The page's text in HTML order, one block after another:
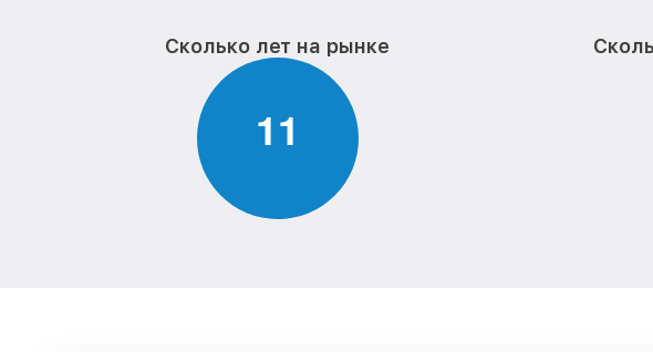
Сколько лет на рынке
11